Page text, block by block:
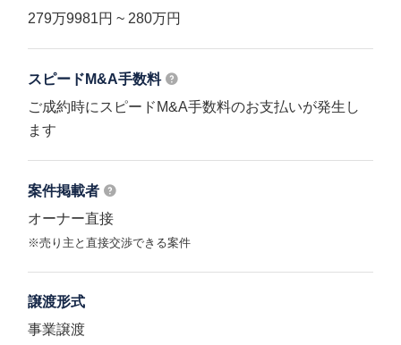
279万9981円 ~ 280万円
スピードM&A手数料
ご成約時にスピードM&A手数料のお支払いが発生し
ます
案件掲載者
オーナー直接
※売り主と直接交渉できる案件
譲渡形式
事業譲渡